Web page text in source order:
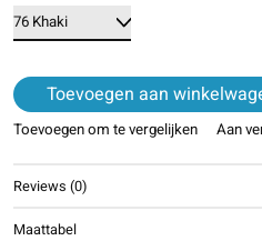
Toevoegen aan
Toevoegen om te vergelijken Aan
Reviews (0)
Maattabel